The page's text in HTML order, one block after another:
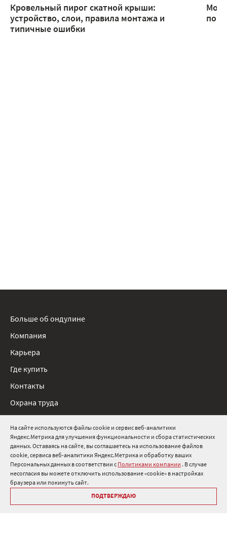
На сайте используются файлы cookie и сервис веб-аналитики
Яндекс.Метрика для улучшения функциональности и сбора статистических
данных. Оставаясь на сайте, вы соглашаетесь на использование файлов
cookie, сервиса веб-аналитики Яндекс.Метрика и обработку ваших
Персональных данных в соответствии с Политиками компании . В случае
несогласия вы можете отключить использование «cookie» в настройках
браузера или покинуть сайт.
ПОДТВЕРЖДАЮ
Кровельный пирог скатной крыши:
устройство, слои, правила монтажа и
типичные ошибки
8 800 511 91 82
info@onduline.ru
Россия Беларусь Казахстан
Больше об ондулине
Компания
Карьера
Где купить
Контакты
Охрана труда